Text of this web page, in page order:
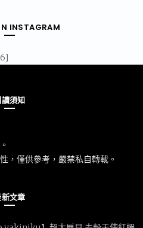
INSTAGRAM
須知
，僅供參考，嚴禁私自轉載。
文章